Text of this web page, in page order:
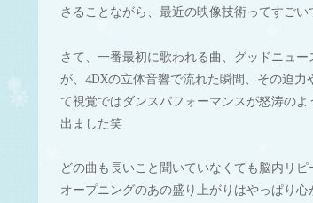
さることながら、最近の映像技術ってすご
さて、一番最初に歌われる曲、グッドニュ
が、4DXの立体音響で流れた瞬間、その迫
て視覚ではダンスパフォーマンスが怒涛の
出ました笑
どの曲も長いこと聞いていなくても脳内リ
オープニングのあの盛り上がりはやっぱり心